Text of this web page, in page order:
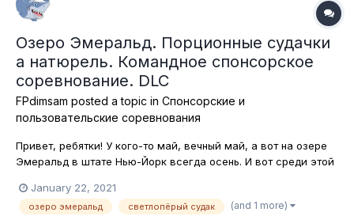
Озеро Эмеральд. Порционные судачки
а натюрель. Командное спонсорское
соревнование. DLC
FPdimsam posted a topic in Спонсорские и
пользовательские соревнования
Привет, ребятки! У кого-то май, вечный май, а вот на озере
Эмеральд в штате Нью-Йорк всегда осень. И вот среди этой
озере эмеральд их обитает два вида: светлопёрый и
канадский. Будем ловить их всех на спиннинговые приманки!
January 22, 2021
озеро эмеральд светлопёрый судак (and 1 more)